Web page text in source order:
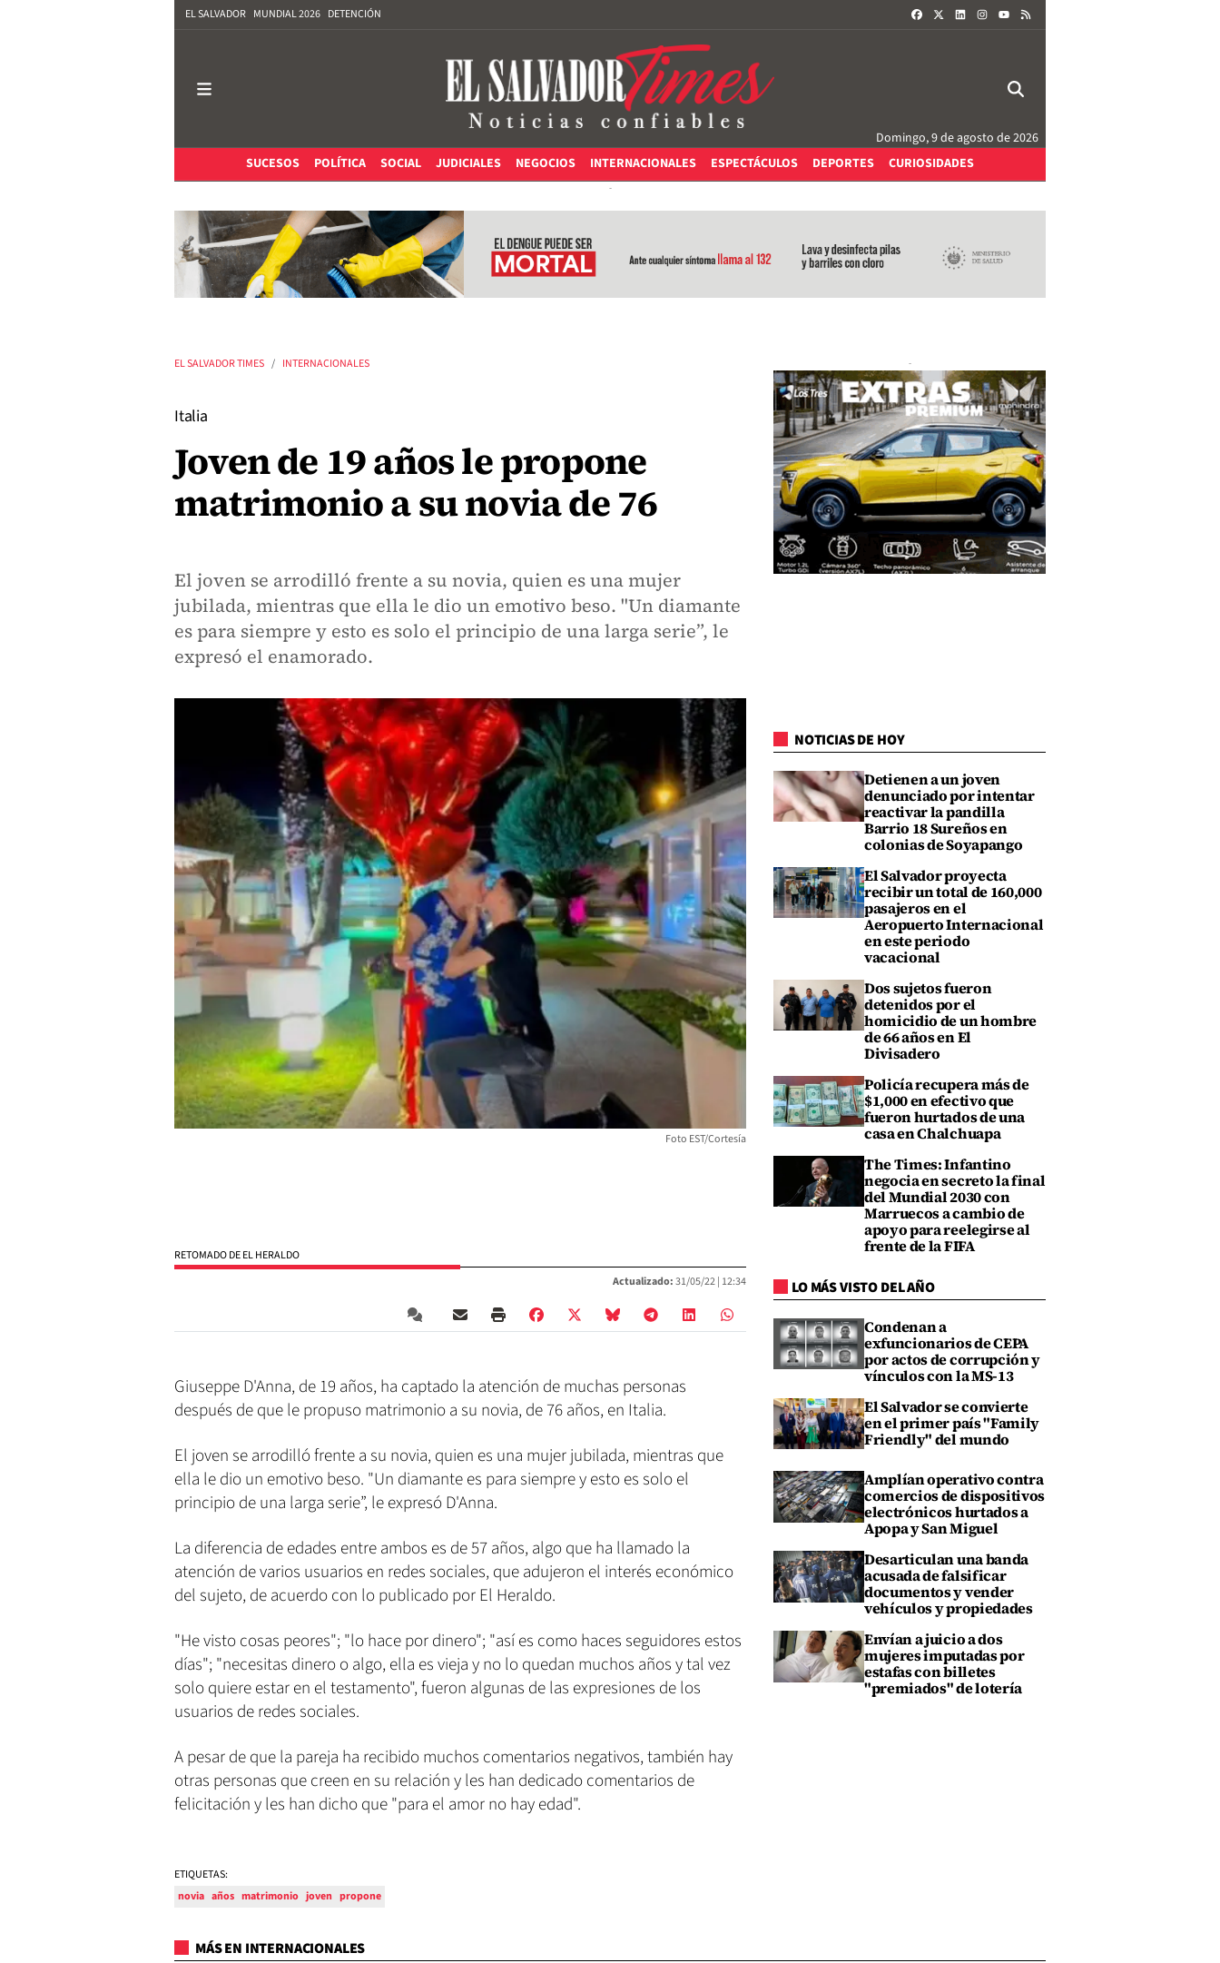
EL SALVADOR MUNDIAL 2026 DETENCIÓN FACEBOOKLINKEDININSTAGRAM
Domingo, 9 de agosto de 2026
SUCESOS
POLÍTICA SOCIAL JUDICIALES NEGOCIOS INTERNACIONALES ESPECTÁCULOS DEPORTES CURIOSIDADES
EL SALVADOR TIMES INTERNACIONALES
Italia
Joven de 19 años le propone
matrimonio a su novia de 76
El joven se arrodilló frente a su novia, quien es una mujer
jubilada, mientras que ella le dio un emotivo beso. "Un diamante
es para siempre y esto es solo el principio de una larga serie”, le
expresó el enamorado.
Foto EST/Cortesía
RETOMADO DE EL HERALDO
Actualizado:31/05/22 | 12:34
Giuseppe D'Anna, de 19 años, ha captado la atención de muchas personas
después de que le propuso matrimonio a su novia, de 76 años, en Italia.
El joven se arrodilló frente a su novia, quien es una mujer jubilada, mientras que
ella le dio un emotivo beso. "Un diamante es para siempre y esto es solo el
principio de una larga serie”, le expresó D'Anna.
La diferencia de edades entre ambos es de 57 años, algo que ha llamado la
atención de varios usuarios en redes sociales, que adujeron el interés económico
del sujeto, de acuerdo con lo publicado por El Heraldo.
"He visto cosas peores"; "lo hace por dinero"; "así es como haces seguidores estos
días"; "necesitas dinero o algo, ella es vieja y no lo quedan muchos años y tal vez
solo quiere estar en el testamento", fueron algunas de las expresiones de los
usuarios de redes sociales.
A pesar de que la pareja ha recibido muchos comentarios negativos, también hay
otras personas que creen en su relación y les han dedicado comentarios de
felicitación y les han dicho que "para el amor no hay edad".
ETIQUETAS:
novia años matrimonio joven propone
NOTICIAS DE HOY
Detienen a un joven
denunciado por intentar
reactivar la pandilla
Barrio 18 Sureños en
colonias de Soyapango
El Salvador proyecta
recibir un total de 160,000
pasajeros en el
Aeropuerto Internacional
en este periodo
vacacional
Dos sujetos fueron
detenidos por el
homicidio de un hombre
de 66 años en El
Divisadero
Policía recupera más de
$1,000 en efectivo que
fueron hurtados de una
casa en Chalchuapa
The Times: Infantino
negocia en secreto la final
del Mundial 2030 con
Marruecos a cambio de
apoyo para reelegirse al
frente de la FIFA
LO MÁS VISTO DEL AÑO
Condenan a
exfuncionarios de CEPA
por actos de corrupción y
vínculos con la MS-13
El Salvador se convierte
en el primer país "Family
Friendly" del mundo
Amplían operativo contra
comercios de dispositivos
electrónicos hurtados a
Apopa y San Miguel
Desarticulan una banda
acusada de falsificar
documentos y vender
vehículos y propiedades
Envían a juicio a dos
mujeres imputadas por
estafas con billetes
"premiados" de lotería
MÁS EN INTERNACIONALES